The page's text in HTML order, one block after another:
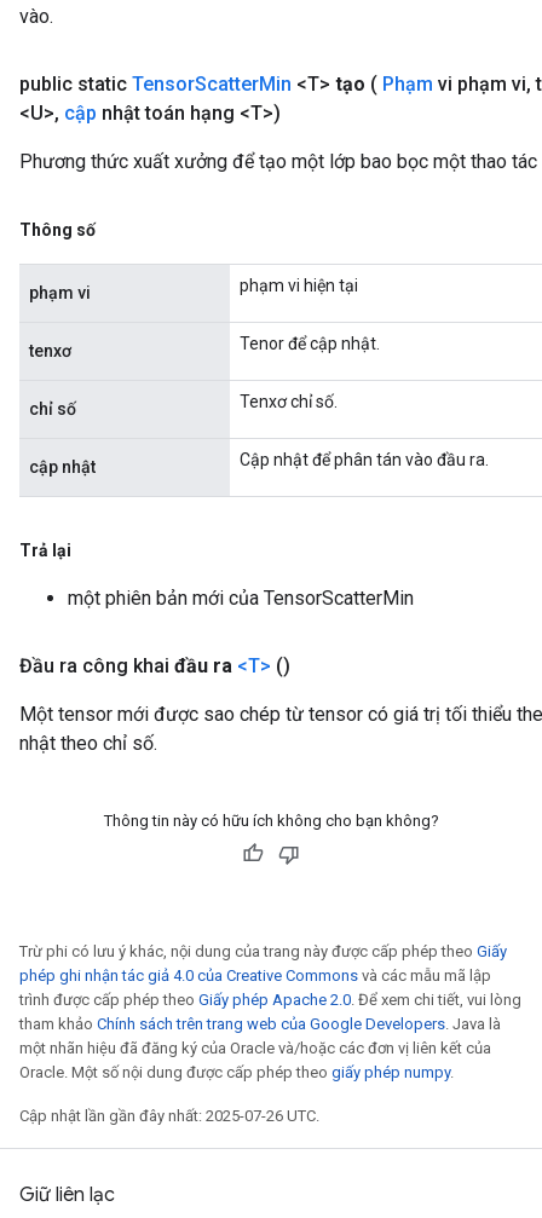
vào.
public static TensorScatterMin <T> tạo ( Phạm vi phạm vi,
<U>, cập nhật toán hạng <T>)
Phương thức xuất xưởng để tạo một lớp bao bọc một thao
Thông số
phạm vi phạm vi hiện tại
tenxơ Tenor để cập nhật.
chỉ số Tenxơ chỉ số.
cập nhật Cập nhật để phân tán vào đầu ra.
Trả lại
một phiên bản mới của TensorScatterMin
Đầu ra công khai đầu ra <T> ()
Một tensor mới được sao chép từ tensor có giá trị tối thiểu
nhật theo chỉ số.
Thông tin này có hữu ích không cho bạn không?
Trừ phi có lưu ý khác, nội dung của trang này được cấp phép theo Giấy
phép ghi nhận tác giả 4.0 của Creative Commons và các mẫu mã lập
trình được cấp phép theo Giấy phép Apache 2.0. Để xem chi tiết, vui lòng
tham khảo Chính sách trên trang web của Google Developers. Java là
một nhãn hiệu đã đăng ký của Oracle và/hoặc các đơn vị liên kết của
Oracle. Một số nội dung được cấp phép theo giấy phép numpy.
Cập nhật lần gần đây nhất: 2025-07-26 UTC.
Giữ liên lạc